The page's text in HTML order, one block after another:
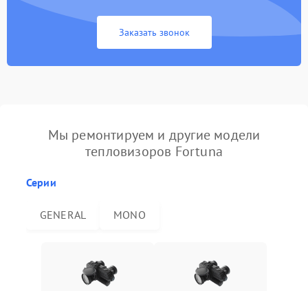
Заказать звонок
Мы ремонтируем и другие модели
тепловизоров Fortuna
Серии
GENERAL MONO